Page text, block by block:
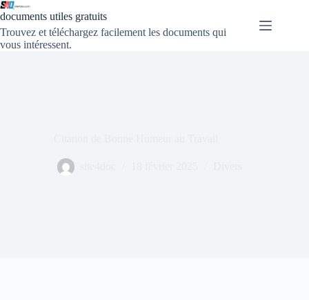
documents utiles gratuits
Trouvez et téléchargez facilement les documents qui
vous intéressent.